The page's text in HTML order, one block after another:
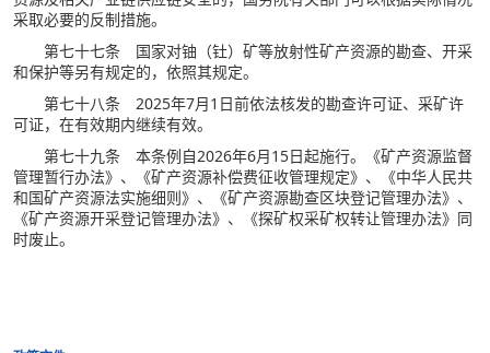
采取必要的反制措施。
第七十七条 国家对铀（钍）矿等放射性矿产资源的勘查、开采
和保护等另有规定的，依照其规定。
第七十八条 2025年7月1日前依法核发的勘查许可证、采矿许
可证，在有效期内继续有效。
第七十九条 本条例自2026年6月15日起施行。《矿产资源监督
管理暂行办法》、《矿产资源补偿费征收管理规定》、《中华人民共
和国矿产资源法实施细则》、《矿产资源勘查区块登记管理办法》、
《矿产资源开采登记管理办法》、《探矿权采矿权转让管理办法》同
时废止。